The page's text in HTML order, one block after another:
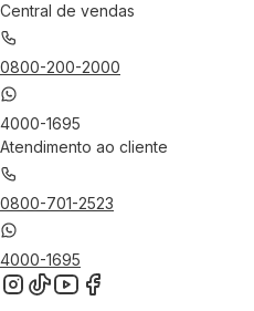
Central de vendas
0800-200-2000
4000-1695
Atendimento ao cliente
0800-701-2523
4000-1695